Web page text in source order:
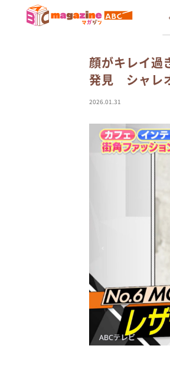
新着 インタビュ
顔がキレイ過
発見 シャレ
2026.01.31